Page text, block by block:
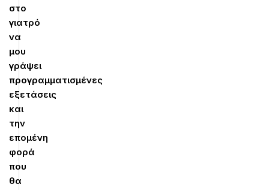
στο
γιατρό
να
μου
γράψει
προγραμματισμένες
εξετάσεις
και
την
επομένη
φορά
που
θα